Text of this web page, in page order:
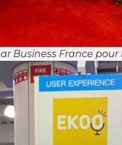
Business France pour